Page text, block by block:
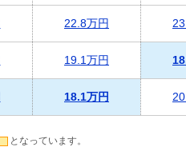
22.8万円
19.1万円
18.1万円
となっています。